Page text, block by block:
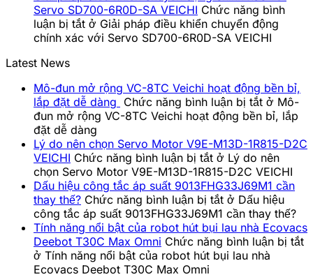
Servo SD700-6R0D-SA VEICHI Chức năng bình
luận bị tắt ở Giải pháp điều khiển chuyển động
chính xác với Servo SD700-6R0D-SA VEICHI
Latest News
Mô-đun mở rộng VC-8TC Veichi hoạt động bền bỉ,
lắp đặt dễ dàng Chức năng bình luận bị tắt ở Mô-
đun mở rộng VC-8TC Veichi hoạt động bền bỉ, lắp
đặt dễ dàng
Lý do nên chọn Servo Motor V9E-M13D-1R815-D2C
VEICHI Chức năng bình luận bị tắt ở Lý do nên
chọn Servo Motor V9E-M13D-1R815-D2C VEICHI
Dấu hiệu công tắc áp suất 9013FHG33J69M1 cần
thay thế? Chức năng bình luận bị tắt ở Dấu hiệu
công tắc áp suất 9013FHG33J69M1 cần thay thế?
Tính năng nổi bật của robot hút bụi lau nhà Ecovacs
Deebot T30C Max Omni Chức năng bình luận bị tắt
ở Tính năng nổi bật của robot hút bụi lau nhà
Ecovacs Deebot T30C Max Omni